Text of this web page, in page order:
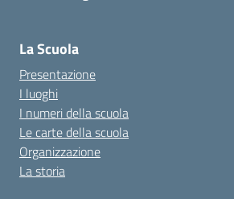
La Scuola
Presentazione
I luoghi
I numeri della scuola
Le carte della scuola
Organizzazione
La storia